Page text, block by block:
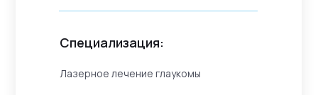
Специализация:
Лазерное лечение глаукомы